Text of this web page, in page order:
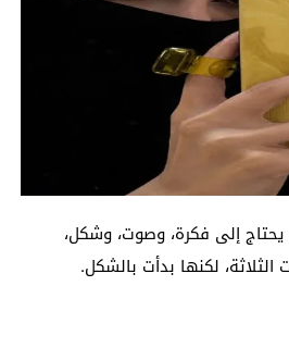
يحتاج إلى فكرة، وصوت، وشكل،
لكنها بدأت بالشكل.